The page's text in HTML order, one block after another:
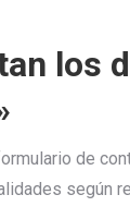
los
de
según